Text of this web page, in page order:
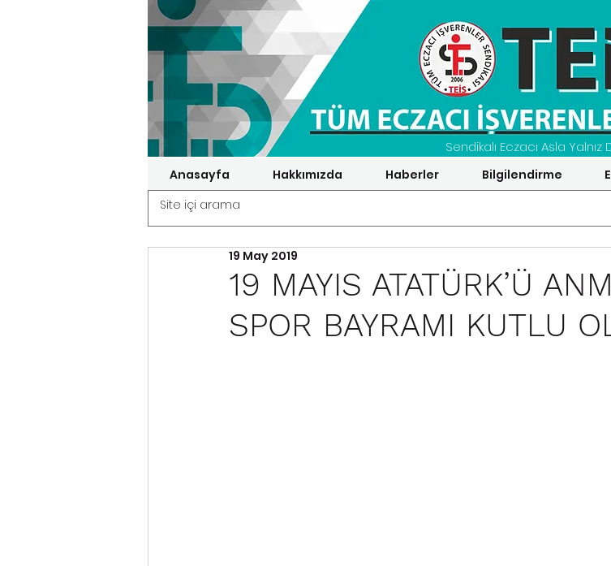
Sendikalı Eczacı Asla Yalnız
Anasayfa Hakkımızda Haberler Bilgilendirme
19 MAYIS ATATÜRK’Ü
SPOR BAYRAMI KUTLU
19 May 2019